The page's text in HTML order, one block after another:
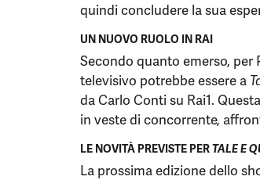
quindi concludere la sua
UN NUOVO RUOLO IN RAI
Secondo quanto emerso, per
televisivo potrebbe essere a
da Carlo Conti su Rai1.
in veste di concorrente,
LE NOVITÀ PREVISTE PERTALE E
La prossima edizione dello